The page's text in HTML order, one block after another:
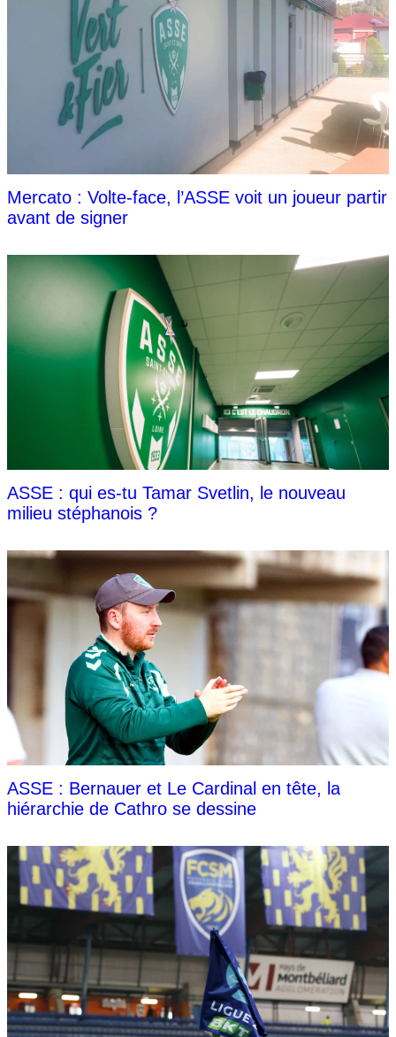
Mercato : Volte-face, l’ASSE voit un joueur partir
avant de signer
ASSE : qui es-tu Tamar Svetlin, le nouveau
milieu stéphanois ?
ASSE : Bernauer et Le Cardinal en tête, la
hiérarchie de Cathro se dessine